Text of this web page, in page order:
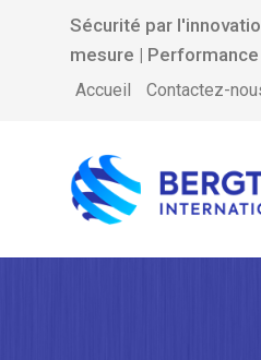
Sécurité par
mesure |
Accueil Contactez-